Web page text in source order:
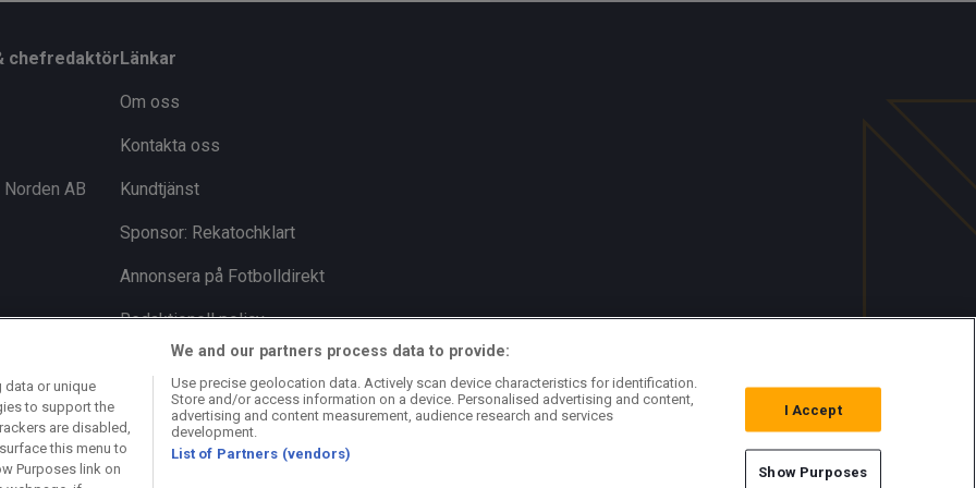
chefredaktör
AB
Länkar
Om oss
Kontakta oss
Kundtjänst
Sponsor: Rekatochklart
Annonsera på Fotbolldirekt
Redaktionell policy
Personuppgiftspolicy
Cookiepolicy
Arkiv
data or unique
to support the
are disabled,
this menu to
Purposes link on
We and our partners process data to provide:
Use precise geolocation data. Actively scan device characteristics for identification.
Store and/or access information on a device. Personalised advertising and content,
advertising and content measurement, audience research and services
development.
List of Partners (vendors)
I Accept
Show Purposes